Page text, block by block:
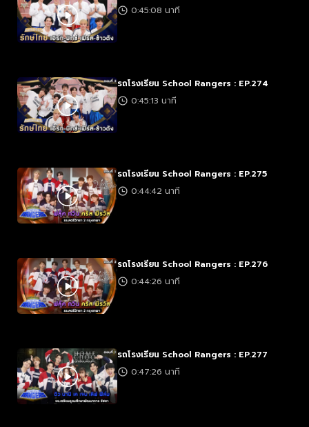
0:45:08 นาที
รถโรงเรียน School Rangers : EP.274
0:45:13 นาที
รถโรงเรียน School Rangers : EP.275
0:44:42 นาที
รถโรงเรียน School Rangers : EP.276
0:44:26 นาที
รถโรงเรียน School Rangers : EP.277
0:47:26 นาที